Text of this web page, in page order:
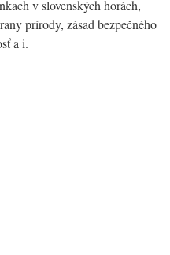
v slovenských horách,
prírody, zásad bezpečného
a i.